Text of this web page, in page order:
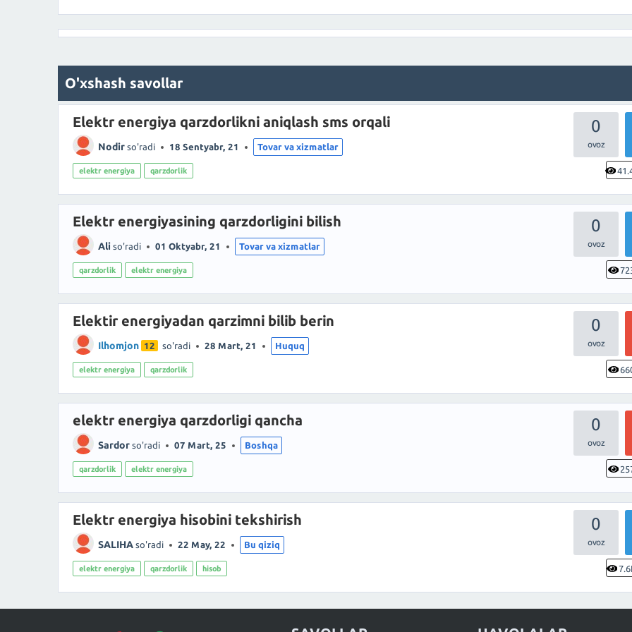
O'xshash savollar
0
Elektr energiya qarzdorlikni aniqlash sms orqali
Nodir so'radi 18 Sentyabr, 21 Tovar va xizmatlar
elektr energiya qarzdorlik
0
Elektr energiyasining qarzdorligini bilish
Ali so'radi 01 Oktyabr, 21 Tovar va xizmatlar
qarzdorlik elektr energiya
0
Elektir energiyadan qarzimni bilib berin
Ilhomjon 12 so'radi 28 Mart, 21 Huquq
elektr energiya qarzdorlik
0
elektr energiya qarzdorligi qancha
Sardor so'radi 07 Mart, 25 Boshqa
qarzdorlik elektr energiya
0
Elektr energiya hisobini tekshirish
SALIHA so'radi 22 May, 22 Bu qiziq
elektr energiya qarzdorlik hisob